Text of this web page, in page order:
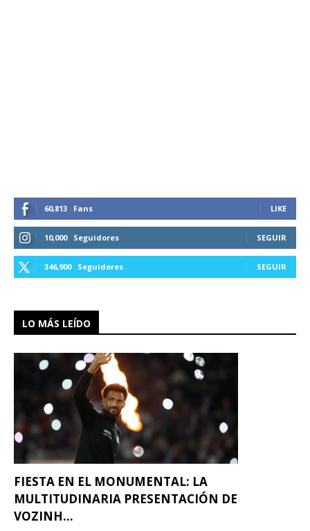
60,813 Fans LIKE
10,000 Seguidores SEGUIR
346,900 Seguidores SEGUIR
LO MÁS LEÍDO
FIESTA EN EL MONUMENTAL: LA
MULTITUDINARIA PRESENTACIÓN DE
VOZINH...